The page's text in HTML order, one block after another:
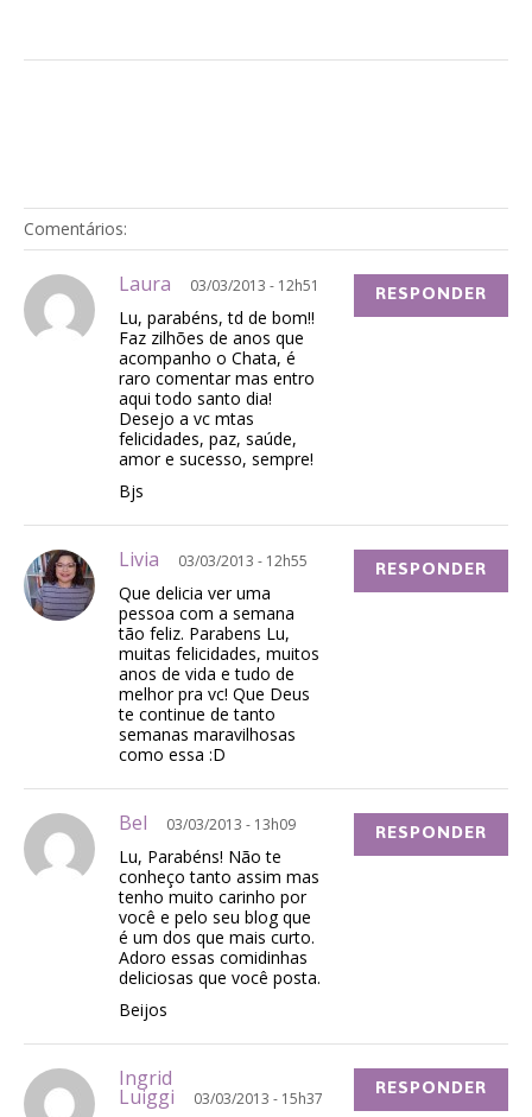
Comentários:
Laura 03/03/2013 - 12h51
Lu, parabéns, td de bom!!
Faz zilhões de anos que
acompanho o Chata, é
raro comentar mas entro
aqui todo santo dia!
Desejo a vc mtas
felicidades, paz, saúde,
amor e sucesso, sempre!
Bjs
RESPONDER
Livia 03/03/2013 - 12h55
Que delicia ver uma
pessoa com a semana
tão feliz. Parabens Lu,
muitas felicidades, muitos
anos de vida e tudo de
melhor pra vc! Que Deus
te continue de tanto
semanas maravilhosas
como essa :D
RESPONDER
Bel 03/03/2013 - 13h09
Lu, Parabéns! Não te
conheço tanto assim mas
tenho muito carinho por
você e pelo seu blog que
é um dos que mais curto.
Adoro essas comidinhas
deliciosas que você posta.
Beijos
RESPONDER
Ingrid
Luiggi 03/03/2013 - 15h37 RESPONDER